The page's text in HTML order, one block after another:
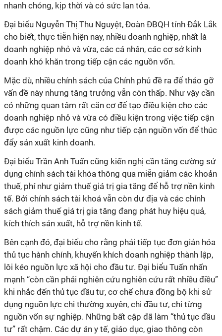
nhanh chóng, kịp thời và có sức lan tỏa.
Đại biểu Nguyễn Thị Thu Nguyệt, Đoàn ĐBQH tỉnh Đắk Lắk
cho biết, thực tiễn hiện nay, nhiều doanh nghiệp, nhất là
doanh nghiệp nhỏ và vừa, các cá nhân, các cơ sở kinh
doanh khó khăn trong tiếp cận các nguồn vốn.
Mặc dù, nhiều chính sách của Chính phủ đề ra để tháo gỡ
vấn đề này nhưng tăng trưởng vẫn còn thấp. Như vậy cần
có những quan tâm rất căn cơ để tạo điều kiện cho các
doanh nghiệp nhỏ và vừa có điều kiện trong việc tiếp cận
được các nguồn lực cũng như tiếp cận nguồn vốn để thúc
đẩy sản xuất kinh doanh.
Đại biểu Trần Anh Tuấn cũng kiến nghị cần tăng cường sử
dụng chính sách tài khóa thông qua miễn giảm các khoản
thuế, phí như giảm thuế giá trị gia tăng để hỗ trợ nền kinh
tế. Bởi chính sách tài khoá vẫn còn dư địa và các chính
sách giảm thuế giá trị gia tăng đang phát huy hiệu quả,
kích thích sản xuất, hỗ trợ nền kinh tế.
Bên cạnh đó, đại biểu cho rằng phải tiếp tục đơn giản hóa
thủ tục hành chính, khuyến khích doanh nghiệp thành lập,
lôi kéo nguồn lực xã hội cho đầu tư. Đại biểu Tuấn nhấn
mạnh “còn cần phải nghiên cứu nghiên cứu rất nhiều điều”
khi nhắc đến thủ tục đầu tư, cơ chế chưa đồng bộ khi sử
dụng nguồn lực chi thường xuyên, chi đầu tư, chi từng
nguồn vốn sự nghiệp. Những bất cập đã làm “thủ tục đầu
tư” rất chậm. Các dự án y tế, giáo dục, giao thông còn